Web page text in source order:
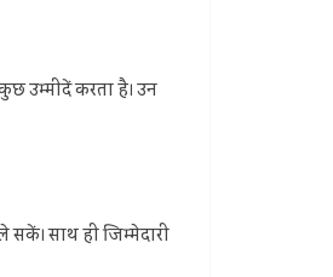
उम्मीदें करता है। उन
साथ ही जिम्‍मेदारी